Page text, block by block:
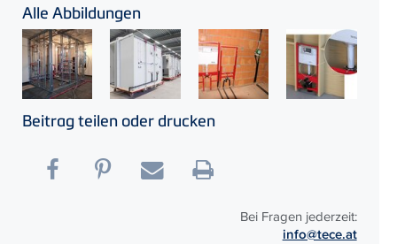
Alle Abbildungen
Beitrag teilen oder drucken
Bei Fragen jederzeit:
info@tece.at